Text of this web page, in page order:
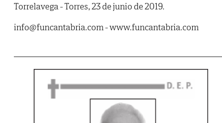
Torrelavega - Torres, 23 de junio de 2019.
info@funcantabria.com - www.funcantabria.com